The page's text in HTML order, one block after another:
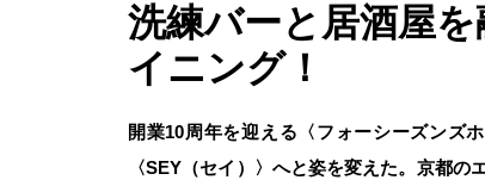
洗練バーと居酒屋
イニング！
開業10周年を迎える〈フォーシーズンズ
〈SEY（セイ）〉へと姿を変えた。京都